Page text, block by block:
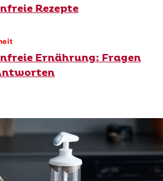
Rezepte
Ernährung: Fragen